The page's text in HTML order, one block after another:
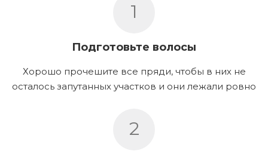
1
Подготовьте волосы
Хорошо прочешите все пряди, чтобы в них не
осталось запутанных участков и они лежали ровно
2